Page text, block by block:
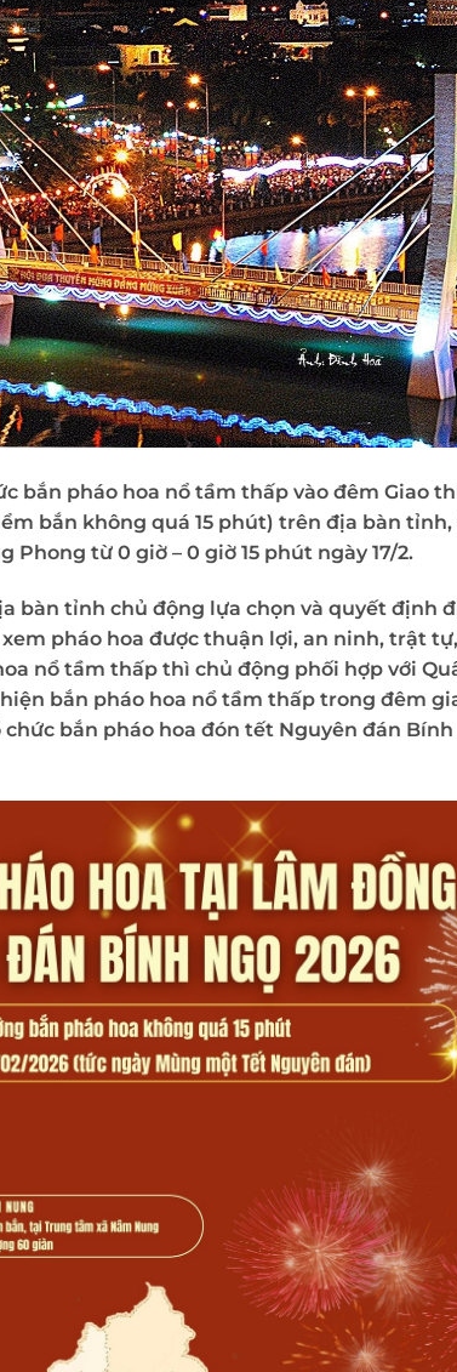
bắn pháo hoa nổ tầm thấp vào đêm Giao
bắn không quá 15 phút) trên địa bàn
từ 0 giờ – 0 giờ 15 phút ngày 17/2.
bàn tỉnh chủ động lựa chọn và quyết định
pháo hoa được thuận lợi, an ninh, trật
nổ tầm thấp thì chủ động phối hợp với
bắn pháo hoa nổ tầm thấp trong đêm
bắn pháo hoa đón tết Nguyên đán